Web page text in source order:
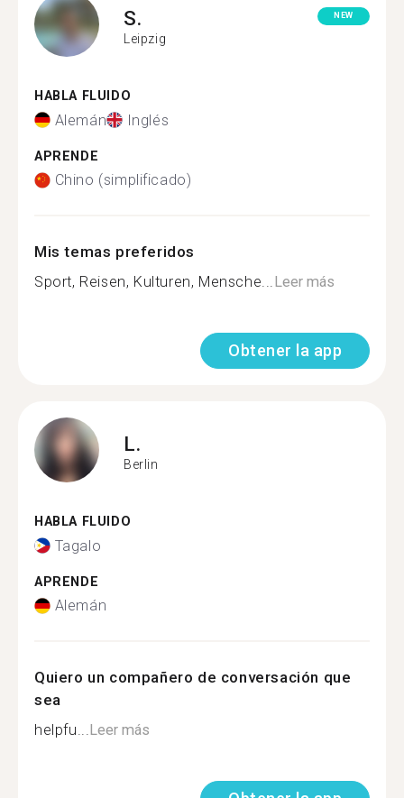
S.
Leipzig
NEW
HABLA FLUIDO
Alemán Inglés
APRENDE
Chino (simplificado)
Mis temas preferidos
Sport, Reisen, Kulturen, Mensche...Leer más
Obtener la app
L.
Berlin
HABLA FLUIDO
Tagalo
APRENDE
Alemán
Quiero un compañero de conversación que
sea
helpfu...Leer más